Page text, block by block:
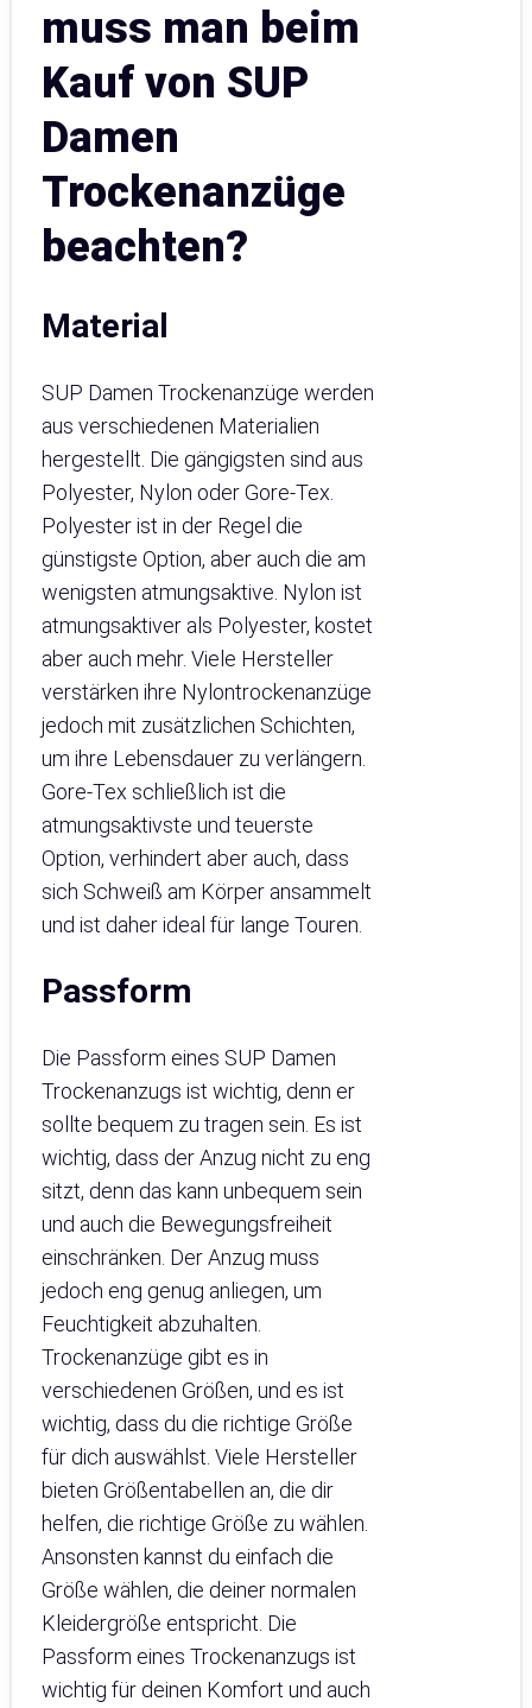
muss man beim
Kauf von SUP
Damen
Trockenanzüge
beachten?
Material
SUP Damen Trockenanzüge werden
aus verschiedenen Materialien
hergestellt. Die gängigsten sind aus
Polyester, Nylon oder Gore-Tex.
Polyester ist in der Regel die
günstigste Option, aber auch die am
wenigsten atmungsaktive. Nylon ist
atmungsaktiver als Polyester, kostet
aber auch mehr. Viele Hersteller
verstärken ihre Nylontrockenanzüge
jedoch mit zusätzlichen Schichten,
um ihre Lebensdauer zu verlängern.
Gore-Tex schließlich ist die
atmungsaktivste und teuerste
Option, verhindert aber auch, dass
sich Schweiß am Körper ansammelt
und ist daher ideal für lange Touren.
Passform
Die Passform eines SUP Damen
Trockenanzugs ist wichtig, denn er
sollte bequem zu tragen sein. Es ist
wichtig, dass der Anzug nicht zu eng
sitzt, denn das kann unbequem sein
und auch die Bewegungsfreiheit
einschränken. Der Anzug muss
jedoch eng genug anliegen, um
Feuchtigkeit abzuhalten.
Trockenanzüge gibt es in
verschiedenen Größen, und es ist
wichtig, dass du die richtige Größe
für dich auswählst. Viele Hersteller
bieten Größentabellen an, die dir
helfen, die richtige Größe zu wählen.
Ansonsten kannst du einfach die
Größe wählen, die deiner normalen
Kleidergröße entspricht. Die
Passform eines Trockenanzugs ist
wichtig für deinen Komfort und auch